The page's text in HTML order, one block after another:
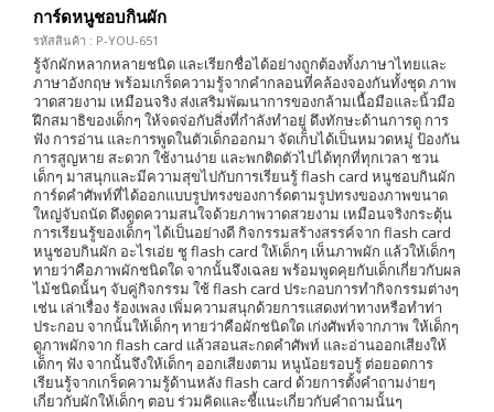
การ์ดหนูชอบกินผัก
รหัสสินค้า : P-YOU-651
รู้จักผักหลากหลายชนิด และเรียกชื่อได้อย่างถูกต้องทั้งภาษาไทยและ
ภาษาอังกฤษ พร้อมเกร็ดความรู้จากคำกลอนที่คล้องจองกันทั้งชุด ภาพ
วาดสวยงาม เหมือนจริง ส่งเสริมพัฒนาการของกล้ามเนื้อมือและนิ้วมือ
ฝึกสมาธิของเด็กๆ ให้จดจ่อกับสิ่งที่กำลังทำอยู่ ดึงทักษะด้านการดู การ
ฟัง การอ่าน และการพูดในตัวเด็กออกมา จัดเก็บได้เป็นหมวดหมู่ ป้องกัน
การสูญหาย สะดวก ใช้งานง่าย และพกติดตัวไปได้ทุกที่ทุกเวลา ชวน
เด็กๆ มาสนุกและมีความสุขไปกับการเรียนรู้ flash card หนูชอบกินผัก
การ์ดคำศัพท์ที่ได้ออกแบบรูปทรงของการ์ดตามรูปทรงของภาพขนาด
ใหญ่จับถนัด ดึงดูดความสนใจด้วยภาพวาดสวยงาม เหมือนจริงกระตุ้น
การเรียนรู้ของเด็กๆ ได้เป็นอย่างดี กิจกรรมสร้างสรรค์จาก flash card
หนูชอบกินผัก อะไรเอ่ย ชู flash card ให้เด็กๆ เห็นภาพผัก แล้วให้เด็กๆ
ทายว่าคือภาพผักชนิดใด จากนั้นจึงเฉลย พร้อมพูดคุยกับเด็กเกี่ยวกับผล
ไม้ชนิดนั้นๆ จับคู่กิจกรรม ใช้ flash card ประกอบการทำกิจกรรมต่างๆ
เช่น เล่าเรื่อง ร้องเพลง เพิ่มความสนุกด้วยการแสดงท่าทางหรือทำท่า
ประกอบ จากนั้นให้เด็กๆ ทายว่าคือผักชนิดใด เก่งศัพท์จากภาพ ให้เด็กๆ
ดูภาพผักจาก flash card แล้วสอนสะกดคำศัพท์ และอ่านออกเสียงให้
เด็กๆ ฟัง จากนั้นจึงให้เด็กๆ ออกเสียงตาม หนูน้อยรอบรู้ ต่อยอดการ
เรียนรู้จากเกร็ดความรู้ด้านหลัง flash card ด้วยการตั้งคำถามง่ายๆ
เกี่ยวกับผักให้เด็กๆ ตอบ ร่วมคิดและชี้แนะเกี่ยวกับคำถามนั้นๆ